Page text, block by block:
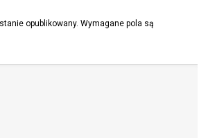
opublikowany. Wymagane pola są